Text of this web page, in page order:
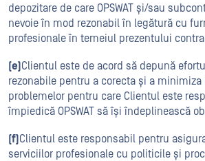
depozitare de care OPSWAT și/sau
nevoie în mod rezonabil în legătură cu
profesionale în temeiul prezentului
(e)Clientul este de acord să depună
rezonabile pentru a corecta și a minimiza
problemelor pentru care Clientul este
împiedică OPSWAT să își îndeplinească
(f)Clientul este responsabil pentru
serviciilor profesionale cu politicile și